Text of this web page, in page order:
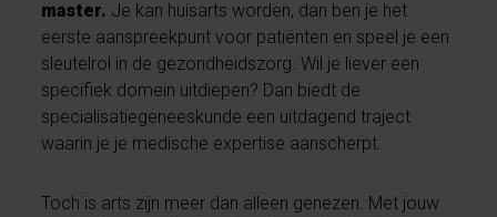
master. Je kan huisarts worden, dan ben je het
eerste aanspreekpunt voor patiënten en speel je een
sleutelrol in de gezondheidszorg. Wil je liever een
specifiek domein uitdiepen? Dan biedt de
specialisatiegeneeskunde een uitdagend traject
waarin je je medische expertise aanscherpt.
Toch is arts zijn meer dan alleen genezen. Met jouw